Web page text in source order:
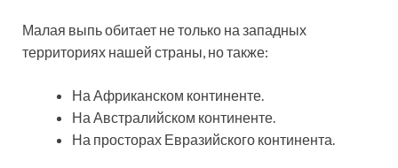
Малая выпь обитает не только на западных
территориях нашей страны, но также:
На Африканском континенте.
На Австралийском континенте.
На просторах Евразийского континента.